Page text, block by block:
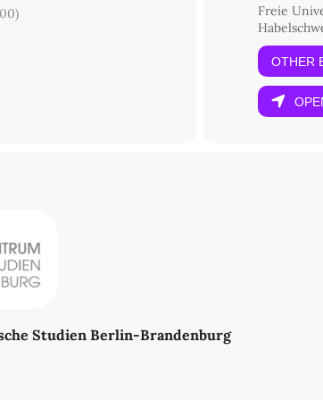
Freie
OTHER
Studien Berlin-Brandenburg